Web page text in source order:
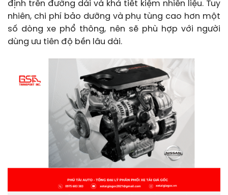
định trên đường dài và khá tiết kiệm nhiên liệu. Tuy
nhiên, chi phí bảo dưỡng và phụ tùng cao hơn một
số dòng xe phổ thông, nên sẽ phù hợp với người
dùng ưu tiên độ bền lâu dài.